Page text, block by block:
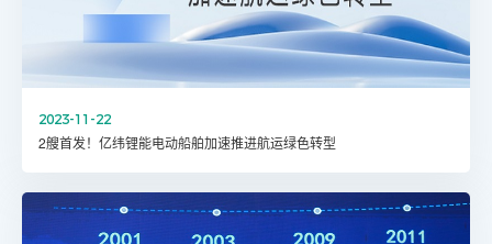
2023-11-22
2艘首发！亿纬锂能电动船舶加速推进航运绿色转型